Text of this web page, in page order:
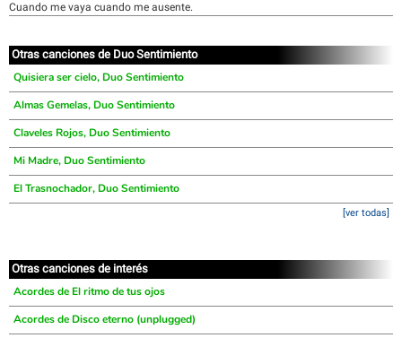
Cuando me vaya cuando me ausente.
Otras canciones de Duo Sentimiento
Quisiera ser cielo, Duo Sentimiento
Almas Gemelas, Duo Sentimiento
Claveles Rojos, Duo Sentimiento
Mi Madre, Duo Sentimiento
El Trasnochador, Duo Sentimiento
[ver todas]
Otras canciones de interés
Acordes de El ritmo de tus ojos
Acordes de Disco eterno (unplugged)